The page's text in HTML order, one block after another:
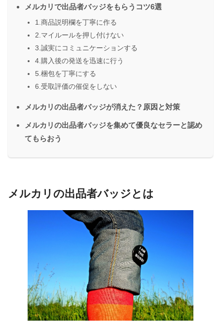
メルカリで出品者バッジをもらうコツ6選
1.商品説明欄を丁寧に作る
2.マイルールを押し付けない
3.誠実にコミュニケーションする
4.購入後の発送を迅速に行う
5.梱包を丁寧にする
6.受取評価の催促をしない
メルカリの出品者バッジが消えた？原因と対策
メルカリの出品者バッジを集めて優良なセラーと認め
てもらおう
メルカリの出品者バッジとは